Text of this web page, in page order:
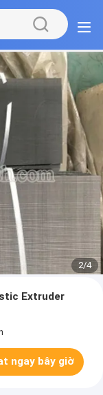
2/4
Extruder
ngay bây giờ